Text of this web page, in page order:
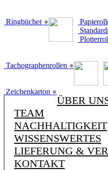
Ringbücher ●
Tachographenrollen ●
Zeichenkarton ●
ÜBER
TEAM
NACHHALTIGKEIT
WISSENSWERTES
LIEFERUNG &
KONTAKT